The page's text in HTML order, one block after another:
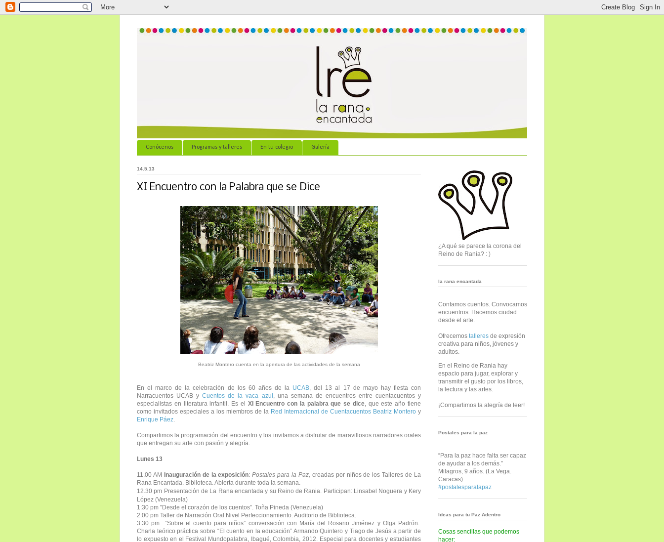
Conócenos Programas y talleres En tu colegio Galería
14.5.13
XI Encuentro con la Palabra que se Dice
Beatriz Montero cuenta en la apertura de las actividades de la semana
En el marco de la celebración de los 60 años de la UCAB ,del 13 al 17 de mayo hay fiesta con
Narracuentos UCAB yCuentos de la vaca azul
una semana de encuentros entre cuentacuentos y
especialistas en literatura infantil. Es el XI Encuentro con la palabra que se dice, que este año tiene
como invitados especiales a los miembros de la Red Internacional de Cuentacuentos Beatriz Montero y
Enrique Páez
Compartimos la programación del encuentro y los invitamos a disfrutar de maravillosos narradores orales
que entregan su arte con pasión y alegría.
Lunes 13
11.00 AM Inauguración de la exposición:Postales para la Paz, creadas por niños de los Talleres de La
Rana Encantada. Biblioteca. Abierta durante toda la semana.
12.30 pm Presentación de La Rana encantaday su Reino de Rania. Participan: Linsabel Noguera y Kery
López (Venezuela)
1:30 pm "Desde el corazón de los cuentos”. Toña Pineda (Venezuela)
2:00 pm Taller de Narración Oral Nivel Perfeccionamiento. Auditorio de Biblioteca.
3:30 pm “Sobre el cuento para niños” conversación con María del Rosario Jiménez y Olga Padrón.
Charla teórico práctica sobre “El cuento en la educación” Armando Quintero y Tiago de Jesús a partir de
lo expuesto en el Festival Mundopalabra, Ibagué, Colombia, 2012. Especial para docentes y estudiantes
¿A qué se parece la corona del
Reino de Rania? : )
la rana encantada
Contamos cuentos. Convocamos
encuentros. Hacemos ciudad
desde el arte.
Ofrecemos talleres de expresión
creativa para niños, jóvenes y
adultos.
En el Reino de Rania hay
espacio para jugar, explorar y
transmitir el gusto por los libros,
la lectura y las artes.
¡Compartimos la alegría de leer!
Postales para la paz
“Para la paz hace falta ser capaz
de ayudar a los demás.”
Milagros, 9 años. (La Vega.
Caracas)
#postalesparalapaz
Ideas para tu Paz Adentro
Cosas sencillas que podemos
hacer: